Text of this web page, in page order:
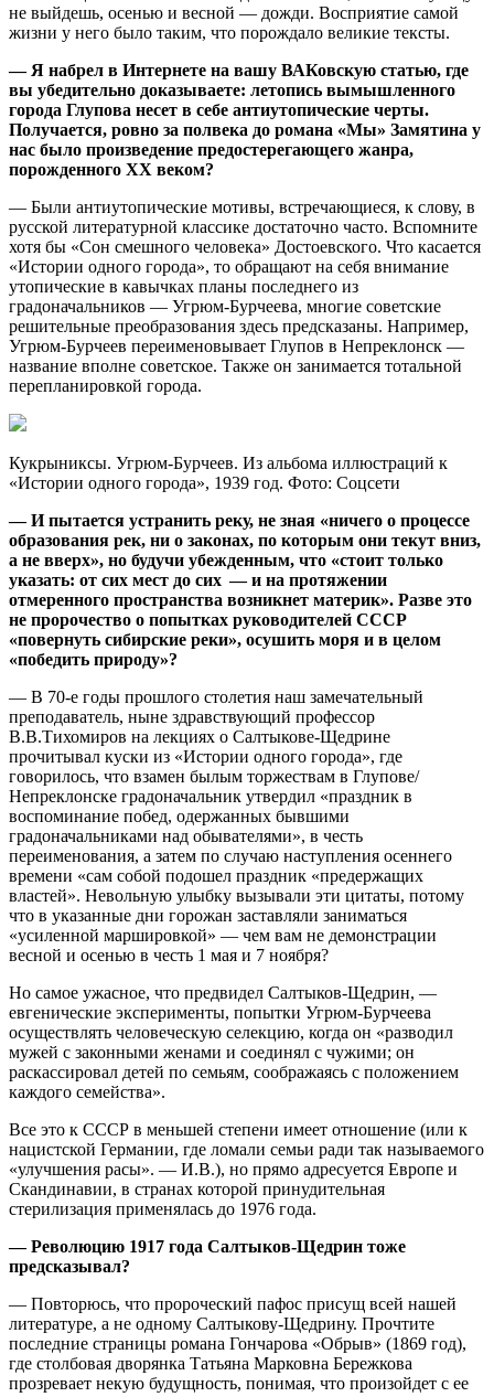
не выйдешь, осенью и весной — дожди. Восприятие самой
жизни у него было таким, что порождало великие тексты.
— Я набрел в Интернете на вашу ВАКовскую статью, где
вы убедительно доказываете: летопись вымышленного
города Глупова несет в себе антиутопические черты.
Получается, ровно за полвека до романа «Мы» Замятина у
нас было произведение предостерегающего жанра,
порожденного XX веком?
— Были антиутопические мотивы, встречающиеся, к слову, в
русской литературной классике достаточно часто. Вспомните
хотя бы «Сон смешного человека» Достоевского. Что касается
«Истории одного города», то обращают на себя внимание
утопические в кавычках планы последнего из
градоначальников — Угрюм-Бурчеева, многие советские
решительные преобразования здесь предсказаны. Например,
Угрюм-Бурчеев переименовывает Глупов в Непреклонск —
название вполне советское. Также он занимается тотальной
перепланировкой города.
Кукрыниксы. Угрюм-Бурчеев. Из альбома иллюстраций к
«Истории одного города», 1939 год. Фото: Соцсети
— И пытается устранить реку, не зная «ничего о процессе
образования рек, ни о законах, по которым они текут вниз,
а не вверх», но будучи убежденным, что «стоит только
указать: от сих мест до сих — и на протяжении
отмеренного пространства возникнет материк». Разве это
не пророчество о попытках руководителей СССР
«повернуть сибирские реки», осушить моря и в целом
«победить природу»?
— В 70-е годы прошлого столетия наш замечательный
преподаватель, ныне здравствующий профессор
В.В.Тихомиров на лекциях о Салтыкове-Щедрине
прочитывал куски из «Истории одного города», где
говорилось, что взамен былым торжествам в Глупове/
Непреклонске градоначальник утвердил «праздник в
воспоминание побед, одержанных бывшими
градоначальниками над обывателями», в честь
переименования, а затем по случаю наступления осеннего
времени «сам собой подошел праздник «предержащих
властей». Невольную улыбку вызывали эти цитаты, потому
что в указанные дни горожан заставляли заниматься
«усиленной маршировкой» — чем вам не демонстрации
весной и осенью в честь 1 мая и 7 ноября?
Но самое ужасное, что предвидел Салтыков-Щедрин, —
евгенические эксперименты, попытки Угрюм-Бурчеева
осуществлять человеческую селекцию, когда он «разводил
мужей с законными женами и соединял с чужими; он
раскассировал детей по семьям, соображаясь с положением
каждого семейства».
Все это к СССР в меньшей степени имеет отношение (или к
нацистской Германии, где ломали семьи ради так называемого
«улучшения расы». — И.В.), но прямо адресуется Европе и
Скандинавии, в странах которой принудительная
стерилизация применялась до 1976 года.
— Революцию 1917 года Салтыков-Щедрин тоже
предсказывал?
— Повторюсь, что пророческий пафос присущ всей нашей
литературе, а не одному Салтыкову-Щедрину. Прочтите
последние страницы романа Гончарова «Обрыв» (1869 год),
где столбовая дворянка Татьяна Марковна Бережкова
прозревает некую будущность, понимая, что произойдет с ее